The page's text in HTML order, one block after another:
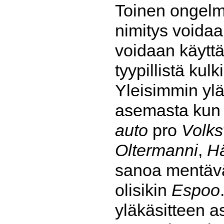
Toinen
nimitys
voidaan
tyypillistä
Yleisimmin
asemasta
auto pro
Oltermanni,
sanoa
olisikin Espoo
yläkäsitteen